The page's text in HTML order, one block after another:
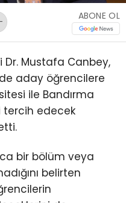
ABONE OL
Dr. Mustafa Canbey,
aday öğrencilere
ile Bandırma
tercih edecek
bir bölüm veya
belirten